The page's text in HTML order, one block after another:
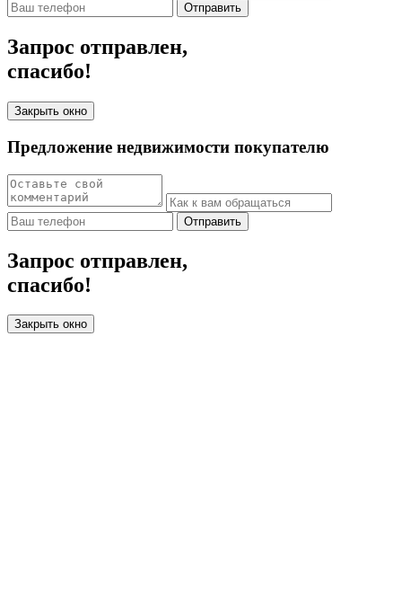
Отправить
Запрос отправлен,
спасибо!
Закрыть окно
Предложение недвижимости покупателю
Отправить
Запрос отправлен,
спасибо!
Закрыть окно